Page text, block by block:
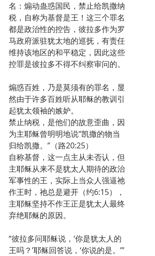
名：煽动蛊惑国民，禁止给凯撒纳
税，自称为基督是王！这三个罪名
都是政治性的控告，彼拉多作为罗
马政府派驻犹太地的巡抚，有责任
维持该地区的和平稳定，因此这些
控罪是彼拉多不得不纠察审问的。
煽惑百姓，乃是莫须有的罪名，显
然由于许多百姓听从耶稣的教训引
起犹太领袖的嫉妒。
禁止纳税，是他们的故意歪曲，因
为主耶稣曾明明地说“凯撒的物当
归给凯撒。”（路20:25）
自称基督，这一点主从未否认，但
主耶稣从来不是犹太人期待的政治
军事性的王，实际上当众人强逼祂
作王时，祂总是避开（约6:15），
主耶稣坚持不作王正是犹太人最终
弃绝耶稣的原因。
“彼拉多问耶稣说，‘你是犹太人的
王吗？’耶稣回答说，‘你说的是。’”